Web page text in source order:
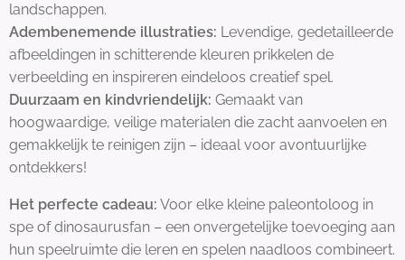
landschappen.
Adembenemende illustraties: Levendige, gedetailleerde
afbeeldingen in schitterende kleuren prikkelen de
verbeelding en inspireren eindeloos creatief spel.
Duurzaam en kindvriendelijk: Gemaakt van
hoogwaardige, veilige materialen die zacht aanvoelen en
gemakkelijk te reinigen zijn – ideaal voor avontuurlijke
ontdekkers!
Het perfecte cadeau: Voor elke kleine paleontoloog in
spe of dinosaurusfan – een onvergetelijke toevoeging aan
hun speelruimte die leren en spelen naadloos combineert.